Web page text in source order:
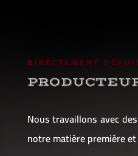
DIRECTEMENT
Nous travaillons avec
notre matière première